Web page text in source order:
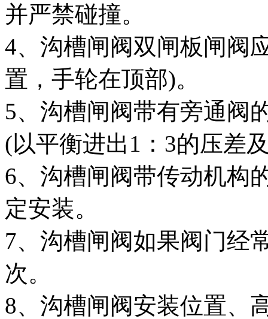
并严禁碰撞。
4、沟槽闸阀双闸板闸阀
置，手轮在顶部)。
5、沟槽闸阀带有旁通阀
(以平衡进出1：3的压差
6、沟槽闸阀带传动机构
定安装。
7、沟槽闸阀如果阀门经
次。
8、沟槽闸阀安装位置、